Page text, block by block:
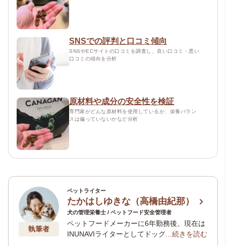
SNSでの評判と口コミ傾向
SNSやECサイトの口コミを調査し、良い口コミ・悪い
口コミの傾向を分析
原材料や成分の安全性を検証
専門家がどんな原材料を使用しているか、栄養バラン
スは偏っていないかなど分析
執筆者
ペットライター
たかはしゆきな（高橋由紀那）
犬の管理栄養士 / ペットフード安全管理者
ペットフードメーカーに6年勤務後、現在は
INUNAVIライターとしてドッグフードを中
…続きを読む